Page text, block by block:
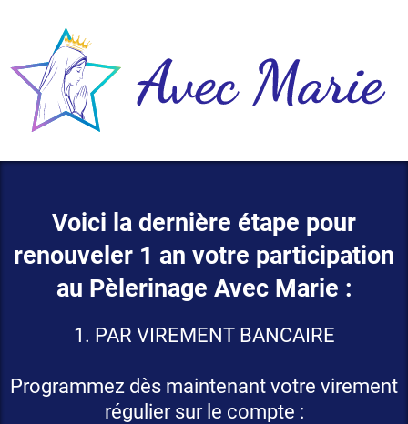
Voici la dernière étape pour
renouveler 1 an votre participation
au Pèlerinage Avec Marie :
1. PAR VIREMENT BANCAIRE
Programmez dès maintenant votre virement
régulier sur le compte :